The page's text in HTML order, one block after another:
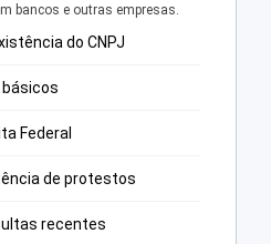
bancos e outras empresas.
do CNPJ
Federal
de protestos
recentes